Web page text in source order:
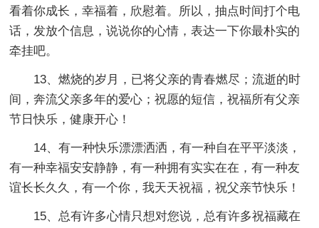
看着你成长，幸福着，欣慰着。所以，抽点时间打个电
话，发放个信息，说说你的心情，表达一下你最朴实的
牵挂吧。
13、燃烧的岁月，已将父亲的青春燃尽；流逝的时
间，奔流父亲多年的爱心；祝愿的短信，祝福所有父亲
节日快乐，健康开心！
14、有一种快乐漂漂洒洒，有一种自在平平淡淡，
有一种幸福安安静静，有一种拥有实实在在，有一种友
谊长长久久，有一个你，我天天祝福，祝父亲节快乐！
15、总有许多心情只想对您说，总有许多祝福藏在